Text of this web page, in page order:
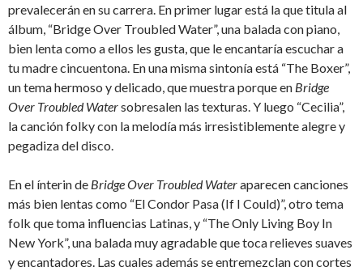
prevalecerán en su carrera. En primer lugar está la que titula al
álbum, “Bridge Over Troubled Water”, una balada con piano,
bien lenta como a ellos les gusta, que le encantaría escuchar a
tu madre cincuentona. En una misma sintonía está “The Boxer”,
un tema hermoso y delicado, que muestra porque en Bridge
Over Troubled Watersobresalen las texturas. Y luego “Cecilia”,
la canción folky con la melodía más irresistiblemente alegre y
pegadiza del disco.
En el ínterin de Bridge Over Troubled Wateraparecen canciones
más bien lentas como “El Condor Pasa (If I Could)”, otro tema
folk que toma influencias Latinas, y “The Only Living Boy In
New York”, una balada muy agradable que toca relieves suaves
y encantadores. Las cuales además se entremezclan con cortes